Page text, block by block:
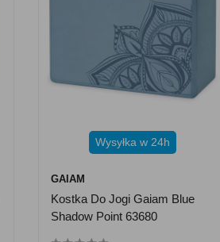
Wysyłka w 24h
GAIAM
Kostka Do Jogi Gaiam Blue
Shadow Point 63680